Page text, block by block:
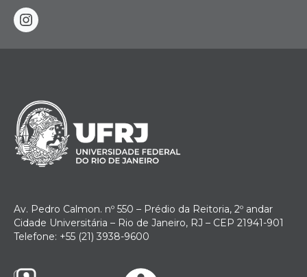
instagram
Av. Pedro Calmon. nº 550 – Prédio da Reitoria, 2º andar
Cidade Universitária – Rio de Janeiro, RJ – CEP 21941-901
Telefone: +55 (21) 3938-9600